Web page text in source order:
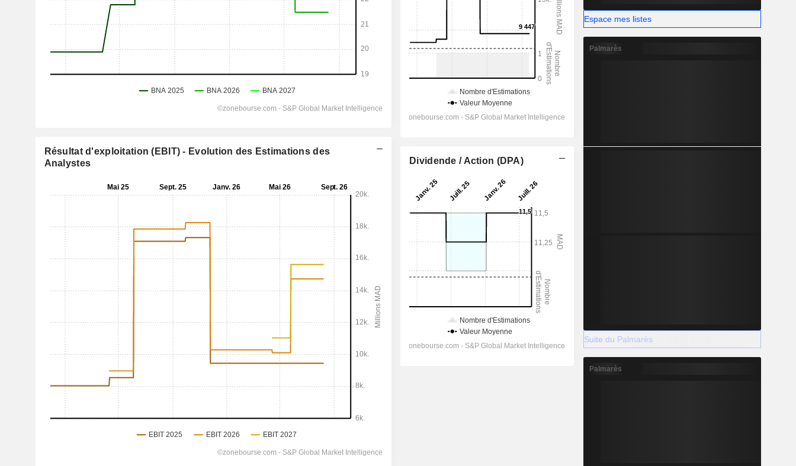
Résultat d'exploitation (EBIT) - Evolution des Estimations des
Analystes
Dividende / Action (DPA)
Espace mes listes
Palmarès
Suite du Palmarès
Palmarès